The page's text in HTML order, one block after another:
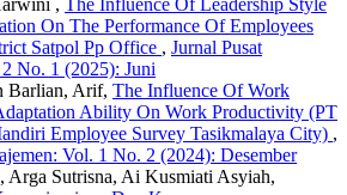
, The Influence Of Leadership Style
On The Performance Of Employees
Satpol Pp Office , Jurnal Pusat
No. 1 (2025): Juni
Barlian, Arif, The Influence Of Work
Ability On Work Productivity (PT
Employee Survey Tasikmalaya City) ,
Vol. 1 No. 2 (2024): Desember
Arga Sutrisna, Ai Kusmiati Asyiah,